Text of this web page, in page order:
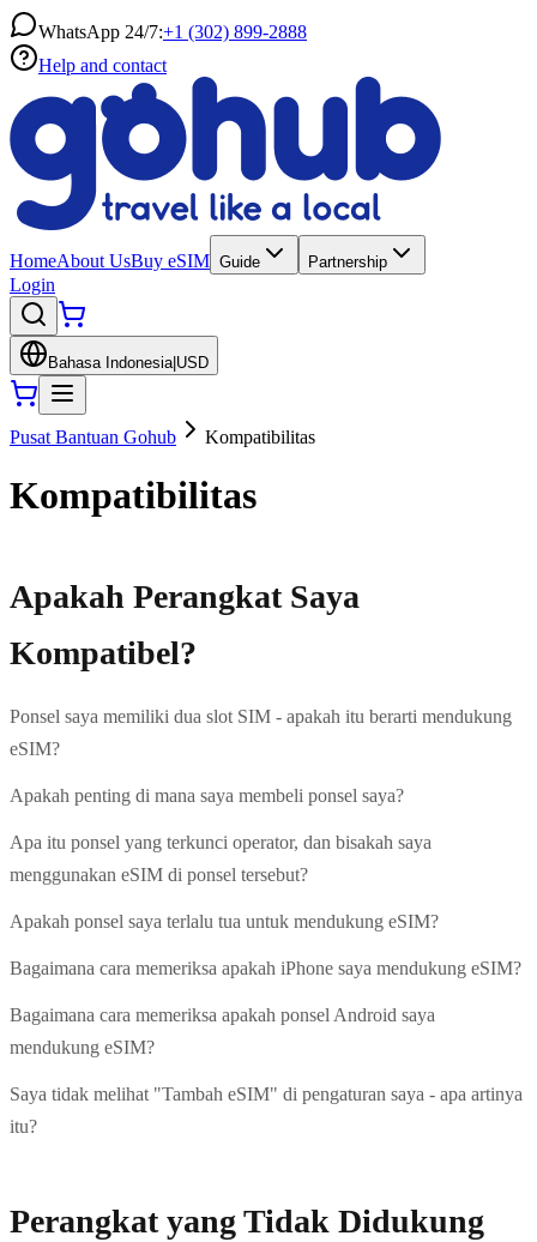
WhatsApp 24/7:+1 (302) 899-2888
Help and contact
HomeAbout UsBuy eSIM Guide Partnership
Login
Bahasa Indonesia| USD
Pusat Bantuan Gohub Kompatibilitas
Kompatibilitas
Apakah Perangkat Saya
Kompatibel?
Ponsel saya memiliki dua slot SIM - apakah itu berarti mendukung
eSIM?
Apakah penting di mana saya membeli ponsel saya?
Apa itu ponsel yang terkunci operator, dan bisakah saya
menggunakan eSIM di ponsel tersebut?
Apakah ponsel saya terlalu tua untuk mendukung eSIM?
Bagaimana cara memeriksa apakah iPhone saya mendukung eSIM?
Bagaimana cara memeriksa apakah ponsel Android saya
mendukung eSIM?
Saya tidak melihat "Tambah eSIM" di pengaturan saya - apa artinya
itu?
Perangkat yang Tidak Didukung